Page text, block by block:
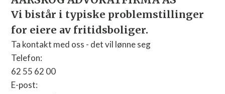
64 84 60 60
E-post:
post@oklandco.no
Nettside: